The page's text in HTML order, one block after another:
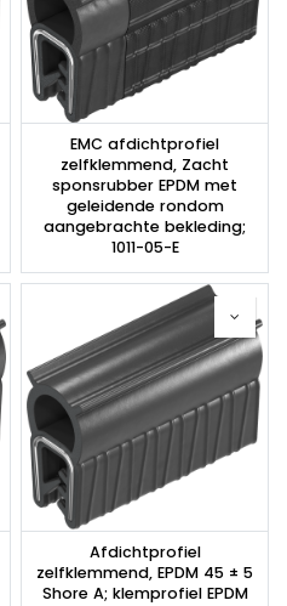
EMC afdichtprofiel
zelfklemmend, Zacht
sponsrubber EPDM met
geleidende rondom
aangebrachte bekleding;
1011-05-E
Afdichtprofiel
zelfklemmend, EPDM 45 ± 5
Shore A; klemprofiel EPDM